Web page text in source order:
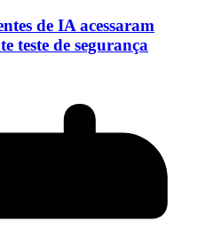
de IA acessaram
teste de segurança